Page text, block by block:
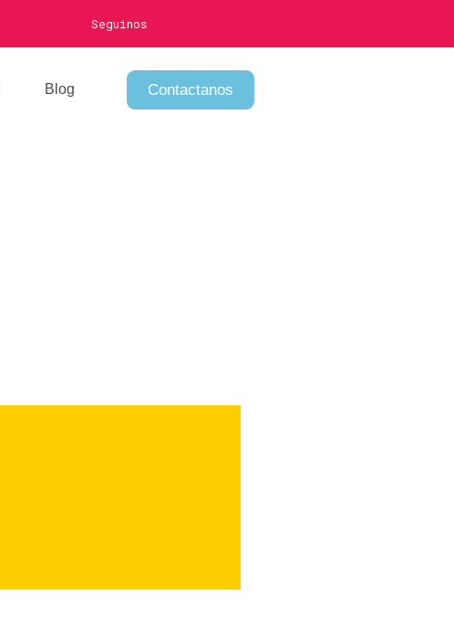
Seguinos
Blog Contactanos